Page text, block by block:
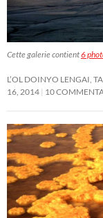
Cette galerie contient6
L’OL DOINYO LENGAI,
16, 2014 10